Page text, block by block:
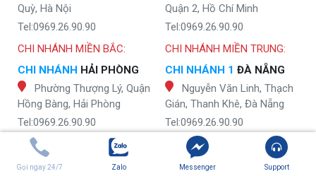
Quỳ, Hà Nội
Tel:0969.26.90.90
Quận 2, Hồ Chí Minh
Tel:0969.26.90.90
CHI NHÁNH MIỀN BẮC:
CHI NHÁNH HẢI PHÒNG
Phường Thượng Lý, Quận
Hồng Bàng, Hải Phòng
Tel:0969.26.90.90
CHI NHÁNH
HẢI DƯƠNG
Nguyễn Văn Linh, Tân
CHI NHÁNH MIỀN TRUNG:
CHI NHÁNH 1 ĐÀ NẴNG
Nguyễn Văn Linh, Thạch
Gián, Thanh Khê, Đà Nẵng
Tel:0969.26.90.90
CHI NHÁNH 2
ĐÀ NẴNG
Tôn Đức Thắng, Hoà
Gọi ngay 24/7 Zalo Messenger Support